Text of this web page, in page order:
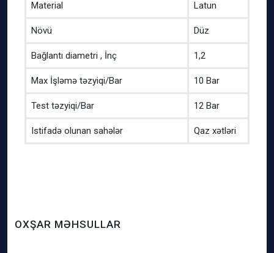
Material Latun
Növü Düz
Bağlantı diametri , İnç 1,2
Max İşləmə təzyiqi/Bar 10 Bar
Test təzyiqi/Bar 12 Bar
Istifadə olunan sahələr Qaz xətləri
OXŞAR MƏHSULLAR